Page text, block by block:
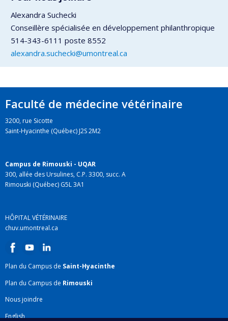
Alexandra Suchecki
Conseillère spécialisée en développement philanthropique
514-343-6111 poste 8552
alexandra.suchecki@umontreal.ca
Faculté de médecine vétérinaire
3200, rue Sicotte
Saint-Hyacinthe (Québec) J2S 2M2
Campus de Rimouski - UQAR
300, allée des Ursulines, C.P. 3300, succ. A
Rimouski (Québec) G5L 3A1
HÔPITAL VÉTÉRINAIRE
chuv.umontreal.ca
Plan du Campus de Saint-Hyacinthe
Plan du Campus de Rimouski
Nous joindre
English